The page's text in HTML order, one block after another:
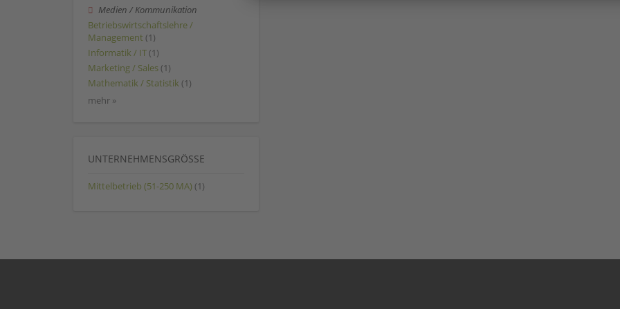
Medien / Kommunikation
Betriebswirtschaftslehre /
Management (1)
Informatik / IT (1)
Marketing / Sales (1)
Mathematik / Statistik (1)
mehr »
UNTERNEHMENSGRÖSSE
Mittelbetrieb (51-250 MA) (1)